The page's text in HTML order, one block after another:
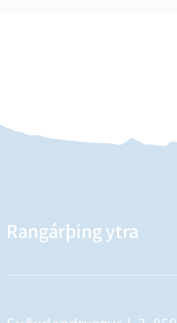
Rangárþing ytra